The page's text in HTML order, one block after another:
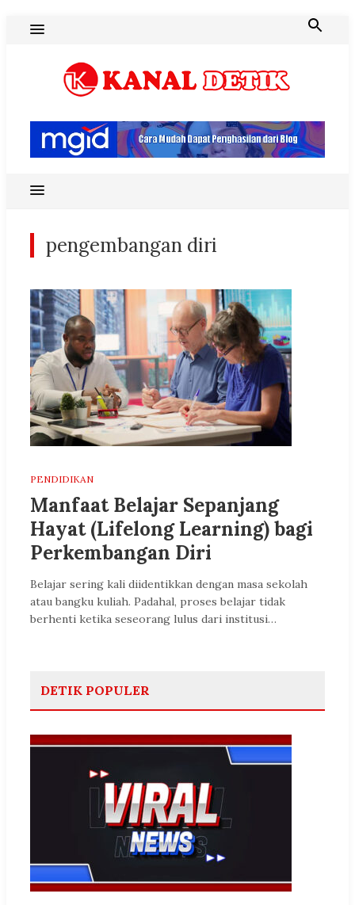
pengembangan diri
PENDIDIKAN
Manfaat Belajar Sepanjang
Hayat (Lifelong Learning) bagi
Perkembangan Diri
Belajar sering kali diidentikkan dengan masa sekolah
atau bangku kuliah. Padahal, proses belajar tidak
berhenti ketika seseorang lulus dari institusi…
DETIK POPULER